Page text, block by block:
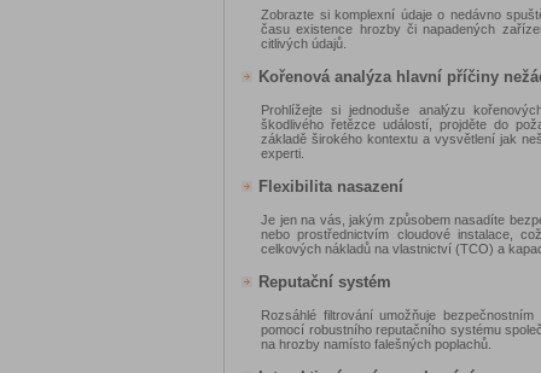
Zobrazte si komplexní údaje o nedávno
času existence hrozby či napadených
citlivých údajů.
Kořenová analýza hlavní příčiny
Prohlížejte si jednoduše analýzu
škodlivého řetězce událostí, projděte do
základě širokého kontextu a vysvětlení jak
experti.
Flexibilita nasazení
Je jen na vás, jakým způsobem nasadíte
nebo prostřednictvím cloudové instalace,
celkových nákladů na vlastnictví (TCO) a
Reputační systém
Rozsáhlé filtrování umožňuje
pomocí robustního reputačního systému
na hrozby namísto falešných poplachů.